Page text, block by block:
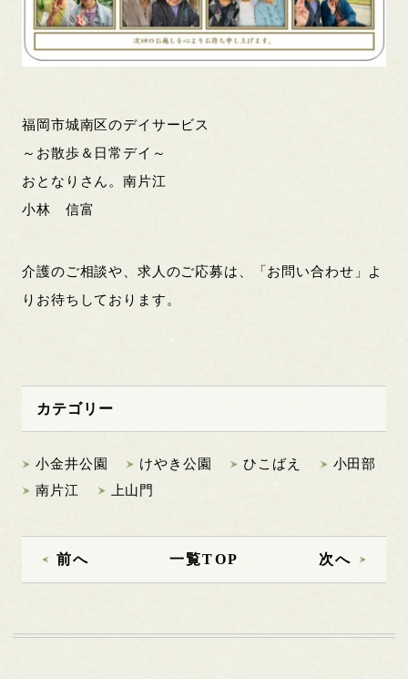
福岡市城南区のデイサービス
～お散歩＆日常デイ～
おとなりさん。南片江
小林 信富
介護のご相談や、求人のご応募は、「お問い合わせ」よ
りお待ちしております。
カテゴリー
小金井公園 けやき公園 ひこばえ
小田部
南片江
上山門
前へ 一覧TOP 次へ